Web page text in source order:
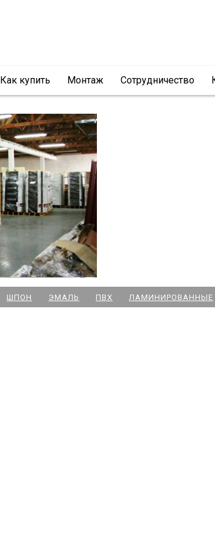
Как купить Монтаж Сотрудничество
м. Новочеркасская
м. Парк Победы
ШПОН ЭМАЛЬ ПВХ ЛАМИНИРОВАННЫЕ